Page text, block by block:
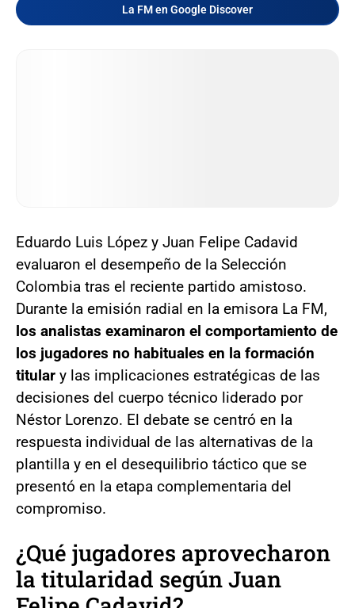
La FM en Google Discover
Eduardo Luis López y Juan Felipe Cadavid
evaluaron el desempeño de la Selección
Colombia tras el reciente partido amistoso.
Durante la emisión radial en la emisora La FM,
los analistas examinaron el comportamiento de
los jugadores no habituales en la formación
titular y las implicaciones estratégicas de las
decisiones del cuerpo técnico liderado por
Néstor Lorenzo. El debate se centró en la
respuesta individual de las alternativas de la
plantilla y en el desequilibrio táctico que se
presentó en la etapa complementaria del
compromiso.
¿Qué jugadores aprovecharon
la titularidad según Juan